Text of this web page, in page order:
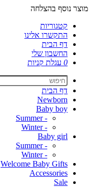
מוצר נוסף בהצלחה
קטגוריות
התקשרו אלינו
דף הבית
החשבון שלי
0 עגלת קניות
דף הבית
Newborn
Baby boy
- Summer
- Winter
Baby girl
- Summer
- Winter
Welcome Baby Gifts
Accessories
Sale